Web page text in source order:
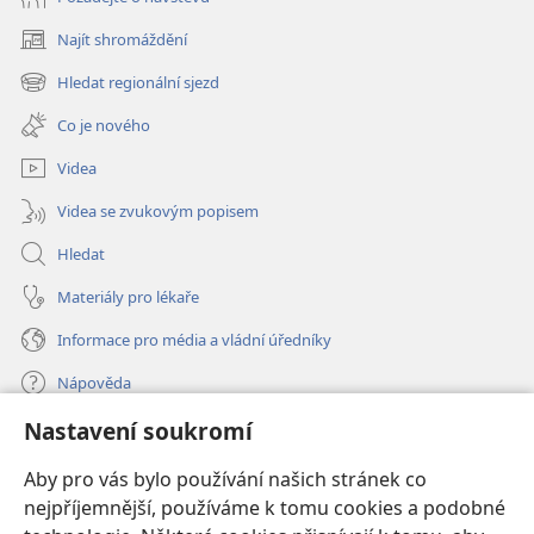
Nastavení soukromí
Aby pro vás bylo používání našich stránek co
nejpříjemnější, používáme k tomu cookies a podobné
Najít shromáždění
(otevřeno
nové
okno)
Hledat regionální sjezd
(otevřeno
nové
okno)
Co je nového
Videa
Videa se zvukovým popisem
Hledat
Materiály pro lékaře
Informace pro média a vládní úředníky
Nápověda
Dary
nové
okno) ONLINE KNIHOVNA Strážné věže
(otevřeno